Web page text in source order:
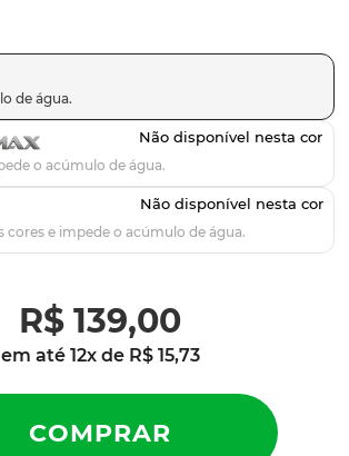
R$ 139,00
em até 12x de R$ 15,73